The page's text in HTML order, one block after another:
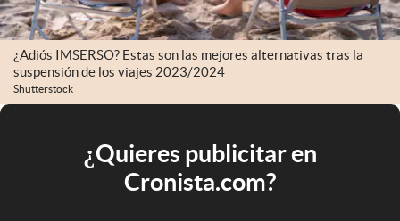
¿Adiós IMSERSO? Estas son las mejores alternativas tras la
suspensión de los viajes 2023/2024
Shutterstock
¿Quieres publicitar en
Cronista.com?